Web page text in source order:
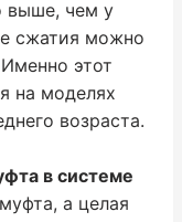
выше, чем у
сжатия можно
этот
на моделях
возраста.
в системе
а целая